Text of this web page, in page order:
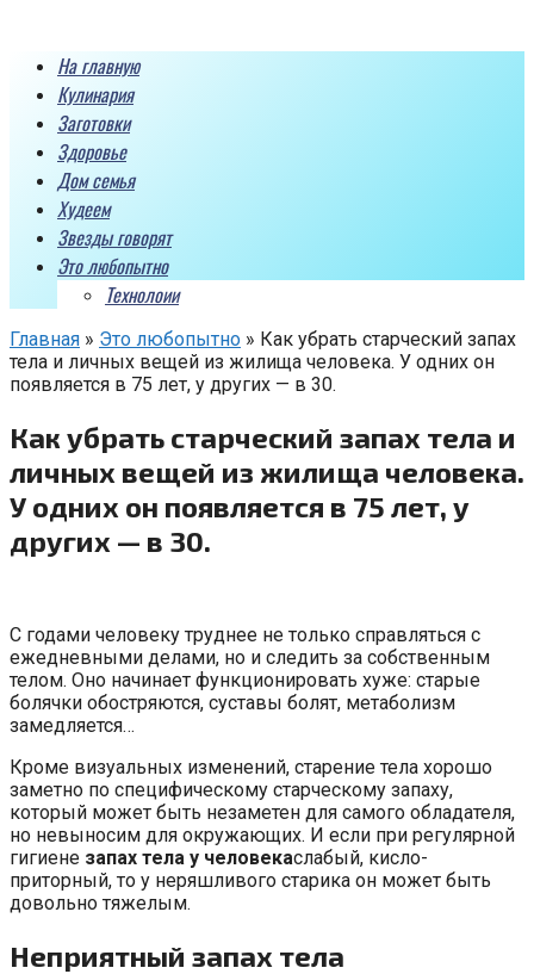
контентуНа главную
Кулинария
Заготовки
Здоровье
Дом семья
Худеем
Звезды говорят
Это любопытно
Технолоии
Главная » Это любопытно » Как убрать старческий запах
тела и личных вещей из жилища человека. У одних он
появляется в 75 лет, у других — в 30.
Как убрать старческий запах тела и
личных вещей из жилища человека.
У одних он появляется в 75 лет, у
других — в 30.
С годами человеку труднее не только справляться с
ежедневными делами, но и следить за собственным
телом. Оно начинает функционировать хуже: старые
болячки обостряются, суставы болят, метаболизм
замедляется…
Кроме визуальных изменений, старение тела хорошо
заметно по специфическому старческому запаху,
который может быть незаметен для самого обладателя,
но невыносим для окружающих. И если при регулярной
гигиене запах тела у человекаслабый, кисло-
приторный, то у неряшливого старика он может быть
довольно тяжелым.
Неприятный запах тела